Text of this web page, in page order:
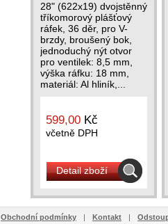
28" (622x19) dvojstěnný
tříkomorový plášťový
ráfek, 36 děr, pro V-
brzdy, broušený bok,
jednoduchý nýt otvor
pro ventilek: 8,5 mm,
výška ráfku: 18 mm,
materiál: Al hliník,...
599,00 Kč
včetně DPH
Detail zboží
Obchodní podmínky | Kontakt |